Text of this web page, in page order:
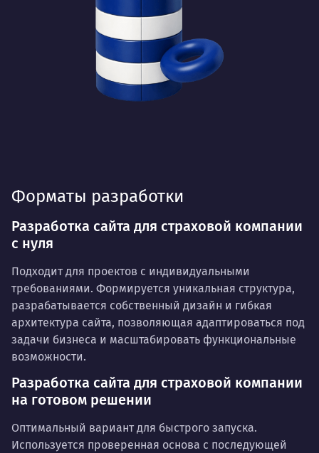
Форматы разработки
Разработка сайта для страховой компании
с нуля
Подходит для проектов с индивидуальными
требованиями. Формируется уникальная структура,
разрабатывается собственный дизайн и гибкая
архитектура сайта, позволяющая адаптироваться под
задачи бизнеса и масштабировать функциональные
возможности.
Разработка сайта для страховой компании
на готовом решении
Оптимальный вариант для быстрого запуска.
Используется проверенная основа с последующей